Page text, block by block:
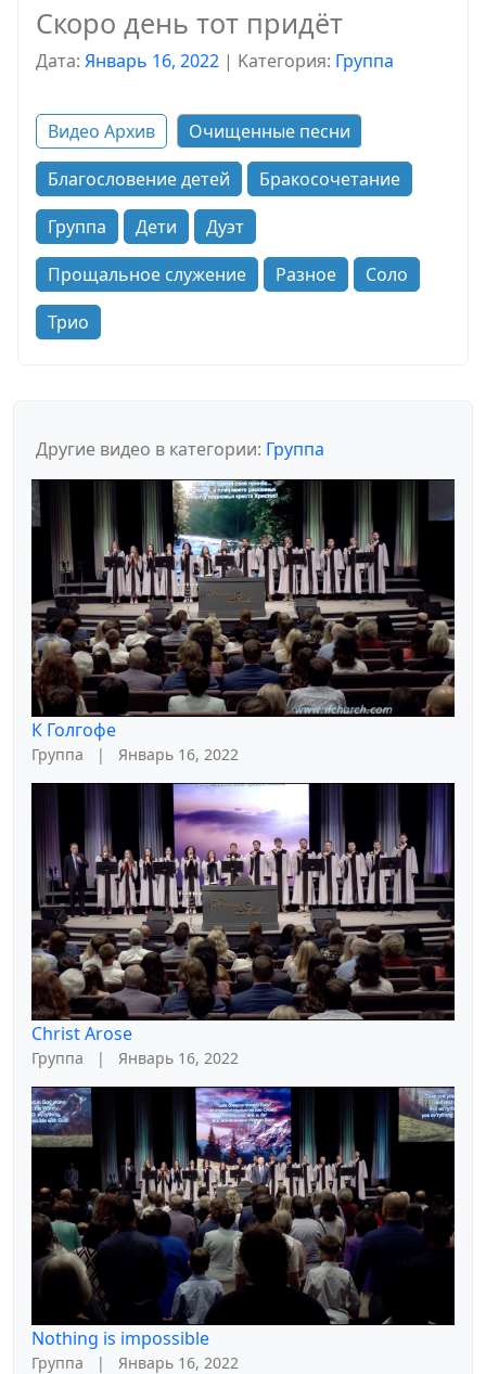
Скоро день тот придёт
Дата: Январь 16, 2022 | Kатегория: Группа
Видео Архив
Очищенные песни
Благословение детей
Бракосочетание
Группа
Дети
Дуэт
Прощальное служение
Разное
Соло
Трио
Другие видео в категории: Группа
К Голгофе
Группа | Январь 16, 2022
Christ Arose
Группа | Январь 16, 2022
Nothing is impossible
Группа | Январь 16, 2022